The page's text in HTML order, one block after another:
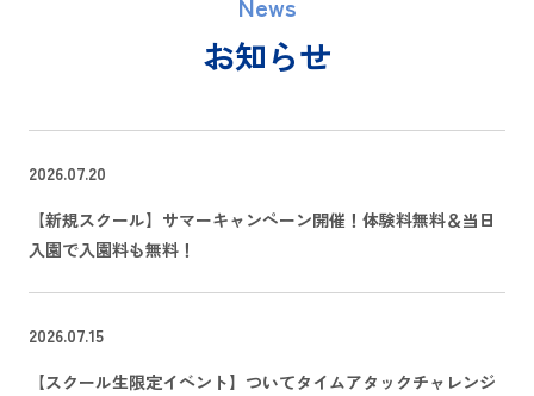
お知らせ
2026.07.20
【新規スクール】サマーキャンペーン開催！体験料無料＆当日
入園で入園料も無料！
2026.07.15
【スクール生限定イベント】ついてタイムアタックチャレンジ